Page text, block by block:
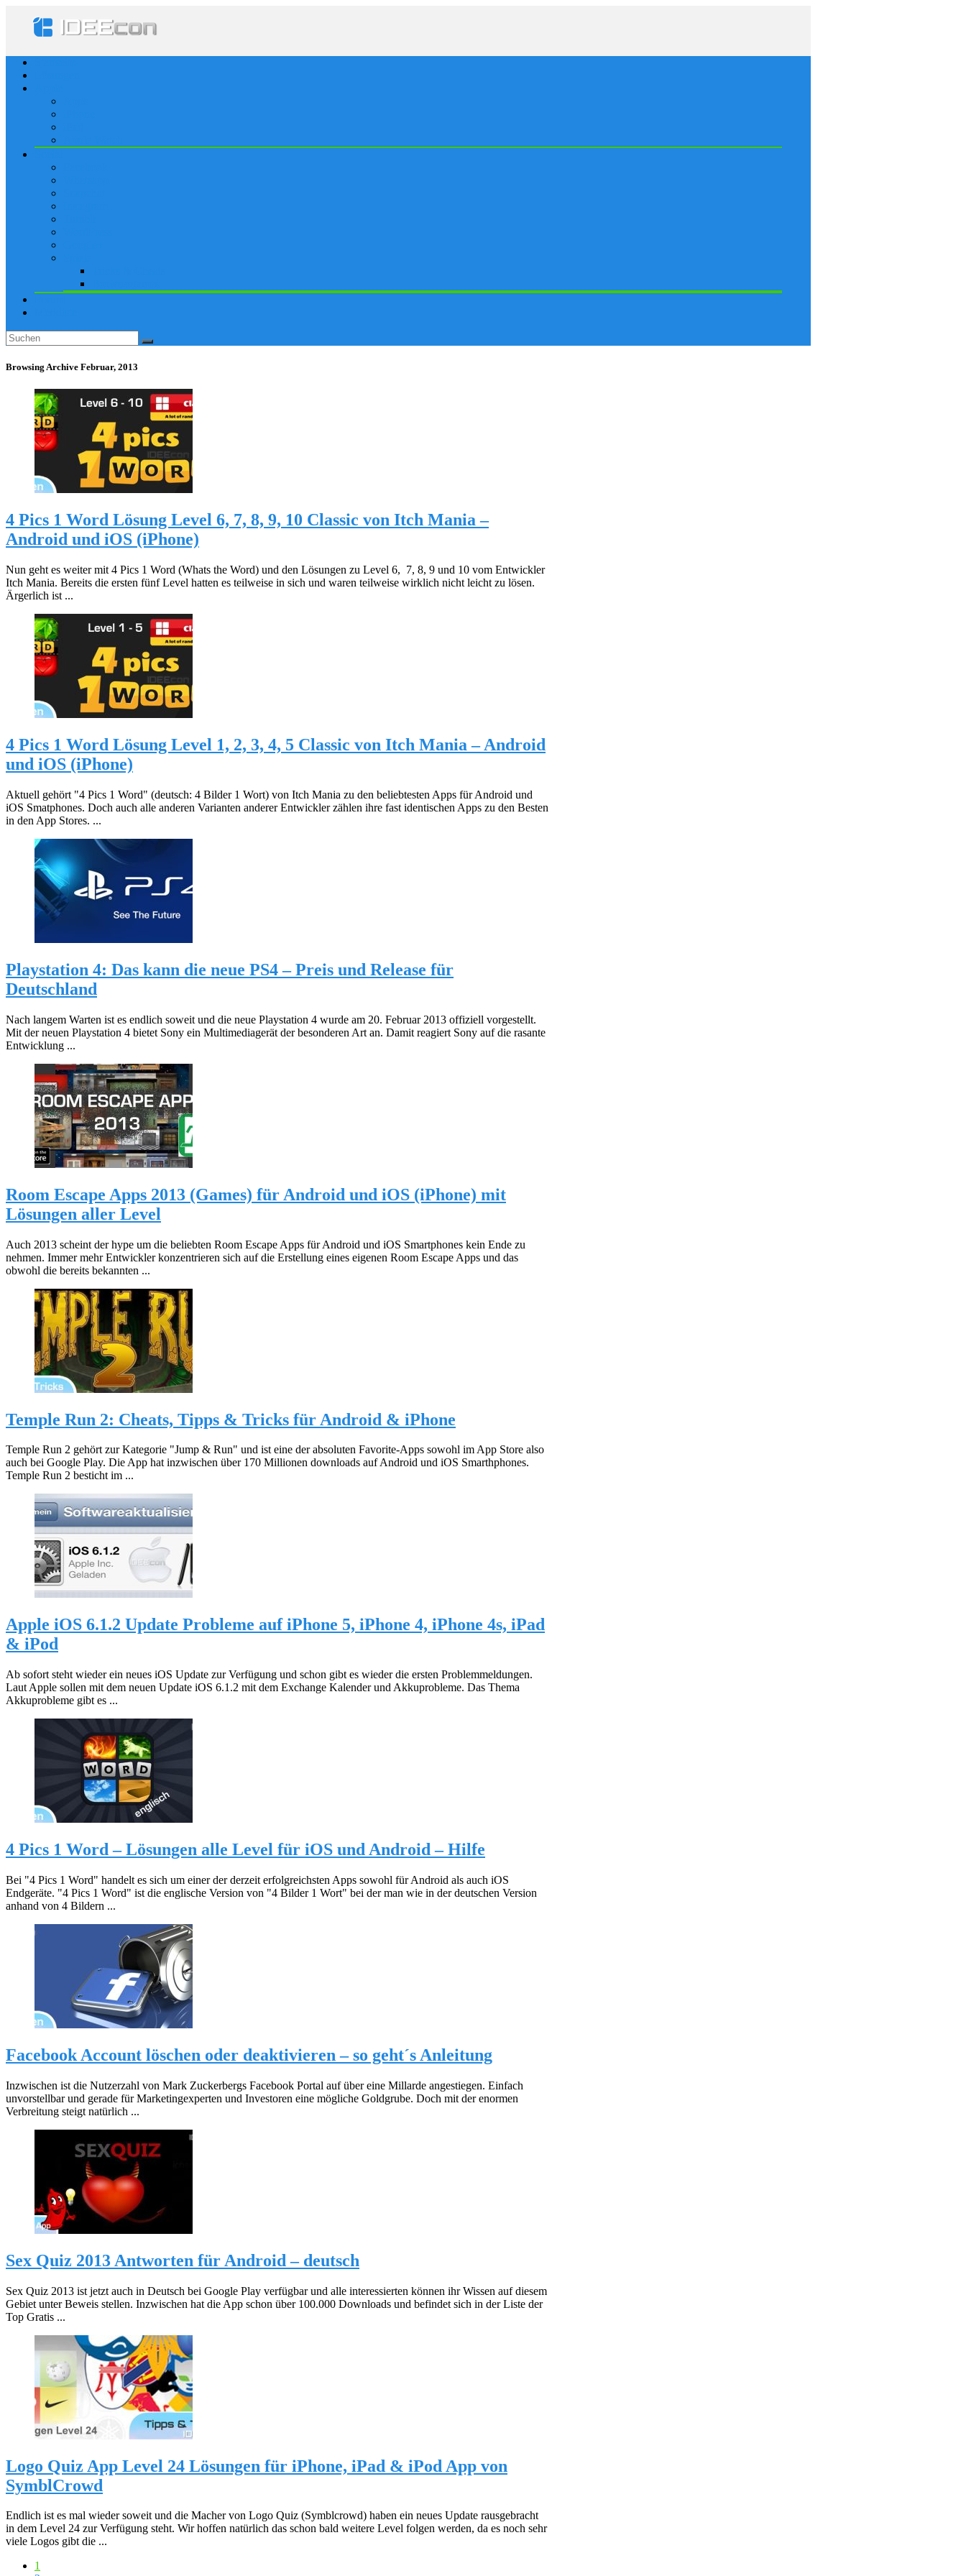
Browsing Archive Februar, 2013
4 Pics 1 Word Lösung Level 6, 7, 8, 9, 10 Classic von Itch Mania –
Android und iOS (iPhone)
Nun geht es weiter mit 4 Pics 1 Word (Whats the Word) und den Lösungen zu Level 6, 7, 8, 9 und 10 vom Entwickler
Itch Mania. Bereits die ersten fünf Level hatten es teilweise in sich und waren teilweise wirklich nicht leicht zu lösen.
Ärgerlich ist ...
4 Pics 1 Word Lösung Level 1, 2, 3, 4, 5 Classic von Itch Mania – Android
und iOS (iPhone)
Aktuell gehört "4 Pics 1 Word" (deutsch: 4 Bilder 1 Wort) von Itch Mania zu den beliebtesten Apps für Android und
iOS Smatphones. Doch auch alle anderen Varianten anderer Entwickler zählen ihre fast identischen Apps zu den Besten
in den App Stores. ...
Playstation 4: Das kann die neue PS4 – Preis und Release für
Deutschland
Nach langem Warten ist es endlich soweit und die neue Playstation 4 wurde am 20. Februar 2013 offiziell vorgestellt.
Mit der neuen Playstation 4 bietet Sony ein Multimediagerät der besonderen Art an. Damit reagiert Sony auf die rasante
Entwicklung ...
Room Escape Apps 2013 (Games) für Android und iOS (iPhone) mit
Lösungen aller Level
Auch 2013 scheint der hype um die beliebten Room Escape Apps für Android und iOS Smartphones kein Ende zu
nehmen. Immer mehr Entwickler konzentrieren sich auf die Erstellung eines eigenen Room Escape Apps und das
obwohl die bereits bekannten ...
Temple Run 2: Cheats, Tipps & Tricks für Android & iPhone
Temple Run 2 gehört zur Kategorie "Jump & Run" und ist eine der absoluten Favorite-Apps sowohl im App Store also
auch bei Google Play. Die App hat inzwischen über 170 Millionen downloads auf Android und iOS Smarthphones.
Temple Run 2 besticht im ...
Apple iOS 6.1.2 Update Probleme auf iPhone 5, iPhone 4, iPhone 4s, iPad
& iPod
Ab sofort steht wieder ein neues iOS Update zur Verfügung und schon gibt es wieder die ersten Problemmeldungen.
Laut Apple sollen mit dem neuen Update iOS 6.1.2 mit dem Exchange Kalender und Akkuprobleme. Das Thema
Akkuprobleme gibt es ...
4 Pics 1 Word – Lösungen alle Level für iOS und Android – Hilfe
Bei "4 Pics 1 Word" handelt es sich um einer der derzeit erfolgreichsten Apps sowohl für Android als auch iOS
Endgeräte. "4 Pics 1 Word" ist die englische Version von "4 Bilder 1 Wort" bei der man wie in der deutschen Version
anhand von 4 Bildern ...
Facebook Account löschen oder deaktivieren – so geht´s Anleitung
Inzwischen ist die Nutzerzahl von Mark Zuckerbergs Facebook Portal auf über eine Millarde angestiegen. Einfach
unvorstellbar und gerade für Marketingexperten und Investoren eine mögliche Goldgrube. Doch mit der enormen
Verbreitung steigt natürlich ...
Sex Quiz 2013 Antworten für Android – deutsch
Sex Quiz 2013 ist jetzt auch in Deutsch bei Google Play verfügbar und alle interessierten können ihr Wissen auf diesem
Gebiet unter Beweis stellen. Inzwischen hat die App schon über 100.000 Downloads und befindet sich in der Liste der
Top Gratis ...
Logo Quiz App Level 24 Lösungen für iPhone, iPad & iPod App von
SymblCrowd
Endlich ist es mal wieder soweit und die Macher von Logo Quiz (Symblcrowd) haben ein neues Update rausgebracht
in dem Level 24 zur Verfügung steht. Wir hoffen natürlich das schon bald weitere Level folgen werden, da es noch sehr
viele Logos gibt die ...
1